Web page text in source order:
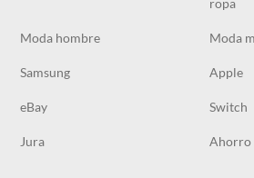
Moda hombre Moda
Samsung Apple
eBay Switch
Jura Ahorro